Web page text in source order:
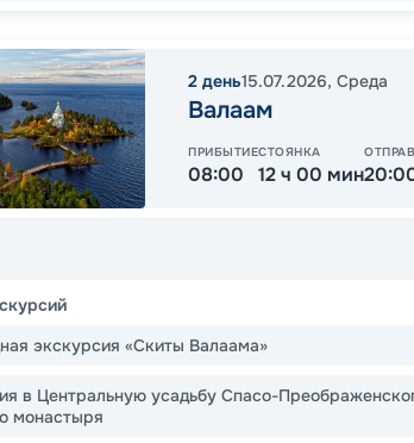
2 день15.07.2026, Среда
Валаам
ПРИБЫТИЕ
08:00
СТОЯНКА
12 ч 00 мин
экскурсия «Скиты Валаама»
в Центральную усадьбу Спасо-
монастыря